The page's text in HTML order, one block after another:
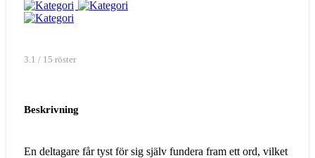
3.1 / 15 röster
Beskrivning
En deltagare får tyst för sig själv fundera fram ett ord, vilket